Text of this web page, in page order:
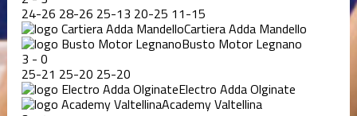
24-26 28-26 25-13 20-25 11-15
Cartiera Adda Mandello
Busto Motor Legnano
3 - 0
25-21 25-20 25-20
Electro Adda Olginate
Academy Valtellina